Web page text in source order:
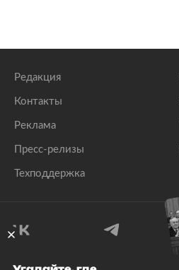
Редакция
Контакты
Реклама
Пресс-релизы
Техподдержка